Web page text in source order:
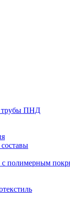
трубы ПНД
полимерным